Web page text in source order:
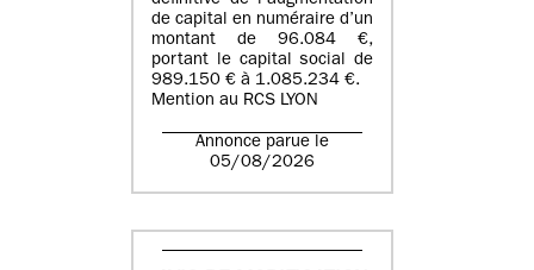
de capital en numéraire d’un
montant de 96.084 €,
portant le capital social de
989.150 € à 1.085.234 €.
Mention au RCS LYON
Annonce parue le
05/08/2026